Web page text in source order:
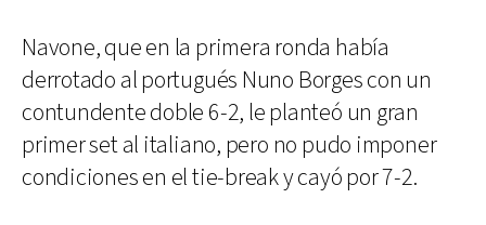
Navone, que en la primera ronda había
derrotado al portugués Nuno Borges con un
contundente doble 6-2, le planteó un gran
primer set al italiano, pero no pudo imponer
condiciones en el tie-break y cayó por 7-2.